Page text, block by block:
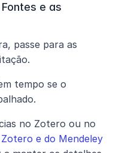
e as
passe para as
tempo se o
no Zotero ou no
e do Mendeley